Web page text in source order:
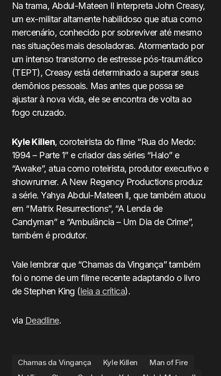
Na trama, Abdul-Mateen II interpreta John Creasy,
um ex-militar altamente habilidoso que atua como
mercenário, conhecido por sobreviver até mesmo
nas situações mais desoladoras. Atormentado por
um intenso transtorno de estresse pós-traumático
(TEPT), Creasy está determinado a superar seus
demônios pessoais. Mas antes que possa se
ajustar à nova vida, ele se encontra de volta ao
fogo cruzado.
Kyle Killen, coroteirista do filme “Rua do Medo:
1994 – Parte 1” e criador das séries “Halo” e
“Awake”, atua como roteirista, produtor executivo e
showrunner. A New Regency Productions produz
a série. Yahya Abdul-Mateen ll, que também atuou
em “Matrix Resurrections”, “A Lenda de
Candyman” e “Ambulância – Um Dia de Crime”,
também é produtor.
Vale lembrar que “Chamas da Vingança” também
foi o nome de um filme recente adaptando o livro
de Stephen King (leia a crítica).
via Deadline.
Chamas da Vingança Kyle Killen
Man of Fire